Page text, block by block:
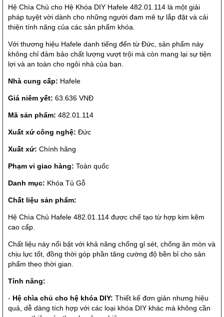
Hệ Chìa Chủ cho Hệ Khóa DIY Hafele 482.01.114 là một giải
pháp tuyệt vời dành cho những người đam mê tự lắp đặt và cải
thiện tính năng của các sản phẩm khóa.
Với thương hiệu Hafele danh tiếng đến từ Đức, sản phẩm này
không chỉ đảm bảo chất lượng vượt trội mà còn mang lại sự tiện
lợi và an toàn cho ngôi nhà của bạn.
Nhà cung cấp: Hafele
Giá niêm yết: 63.636 VNĐ
Mã sản phẩm: 482.01.114
Xuất xứ công nghệ: Đức
Xuất xứ: Chính hãng
Phạm vi giao hàng: Toàn quốc
Danh mục: Khóa Tủ Gỗ
Chất liệu sản phẩm:
Hệ Chìa Chủ Hafele 482.01.114 được chế tạo từ hợp kim kẽm
cao cấp.
Chất liệu này nổi bật với khả năng chống gỉ sét, chống ăn mòn và
chịu lực tốt, đồng thời góp phần tăng cường độ bền bỉ cho sản
phẩm theo thời gian.
Tính năng:
- Hệ chìa chủ cho hệ khóa DIY: Thiết kế đơn giản nhưng hiệu
quả, dễ dàng tích hợp với các loại khóa DIY khác mà không cần